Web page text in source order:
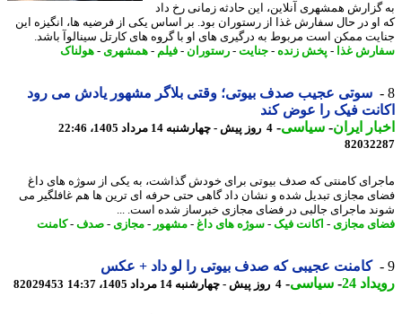
همشهری آنلاین، این حادثه زمانی رخ داد
در حال سفارش غذا از رستوران بود. بر اساس یکی از فرضیه ها، انگیزه این
ممکن است مربوط به درگیری های او با گروه های کارتل سینالوآ باشد.
غذا-پخش زنده -جنایت-رستوران- فیلم -همشهری- هولناک
سوتی عجیب صدف بیوتی؛ وقتی بلاگر مشهور یادش می رود
فیک را عوض کند
ایران- سیاسی-4 روز پیش - چهارشنبه 14 مرداد 1405، 22:46
کامنتی که صدف بیوتی برای خودش گذاشت، به یکی از سوژه های داغ
مجازی تبدیل شده و نشان داد گاهی حتی حرفه ای ترین ها هم غافلگیر می
ماجرای جالبی در فضای مجازی خبرساز شده است. ...
مجازی- اکانت فیک -سوژه های داغ-مشهور-مجازی- صدف-کامنت
کامنت عجیبی که صدف بیوتی را لو داد + عکس
24
-سیاسی-4 روز پیش - چهارشنبه 14 مرداد 1405، 14:37 82029453